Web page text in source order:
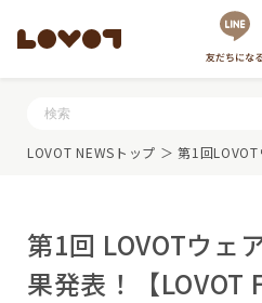
LOVOT NEWSトップ ＞ 第1回
第1回 LOVOTウェ
果発表！【LOVOT